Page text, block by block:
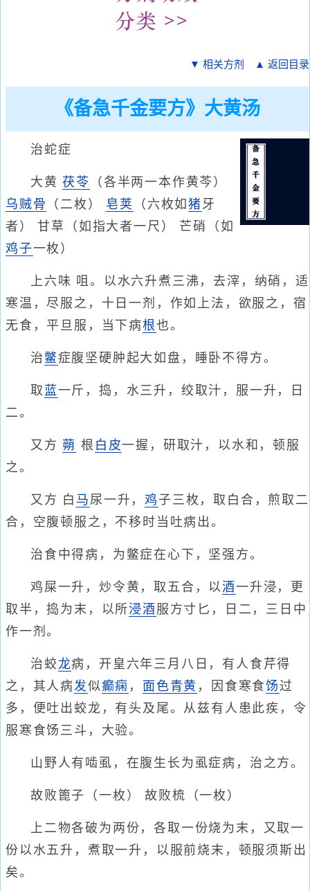
▼ 相关方剂 ▲ 返回目录
《备急千金要方》大黄汤
治蛇症
大黄茯苓
（各半两一本作黄芩）
乌贼骨
（二枚） 皂荚 （六枚如猪牙
者） 甘草（如指大者一尺） 芒硝（如
鸡子一枚）
上六味 咀。以水六升煮三沸，去滓，纳硝，适
寒温，尽服之，十日一剂，作如上法，欲服之，宿
无食，平旦服，当下病根也。
治 鳖症腹坚硬肿起大如盘，睡卧不得方。
取 蓝一斤，捣，水三升，绞取汁，服一升，日
二。
又方蒴 根 白皮一握，研取汁，以水和，顿服
之。
又方 白 马 尿一升，鸡 子三枚，取白合，煎取二
合，空腹顿服之，不移时当吐病出。
治食中得病，为鳖症在心下，坚强方。
鸡屎一升，炒令黄，取五合，以酒一升浸，更
取半，捣为末，以所浸酒 服方寸匕，日二，三日中
作一剂。
治蛟 龙病，开皇六年三月八日，有人食芹得
之，其人病发似癫痫 ， 面色青黄 ，因食寒食饧 过
多，便吐出蛟龙，有头及尾。从兹有人患此疾，令
服寒食饧三斗，大验。
山野人有啮虱，在腹生长为虱症病，治之方。
故败篦子（一枚） 故败梳（一枚）
上二物各破为两份，各取一份烧为末，又取一
份以水五升，煮取一升，以服前烧末，顿服须斯出
矣。